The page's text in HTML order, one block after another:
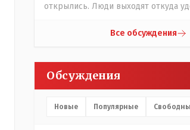
открылись. Люди выходят откуда
каждой двери есть валидатор),
Кондуктор - помимо удобства -
рабочие места. Сколько людей
трудоустроить? Но зачем, когда
на дорогу смотреть, и оплату
Все обсуждения
Обсуждения
Новые Популярные